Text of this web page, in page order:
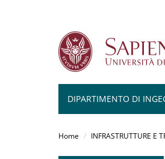
DIPARTIMENTO DI
Home INFRASTRUTTURE E